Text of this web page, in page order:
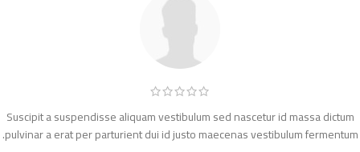
Suscipit a suspendisse aliquam vestibulum sed nascetur id massa dictum
pulvinar a erat per parturient dui id justo maecenas vestibulum fermentum.